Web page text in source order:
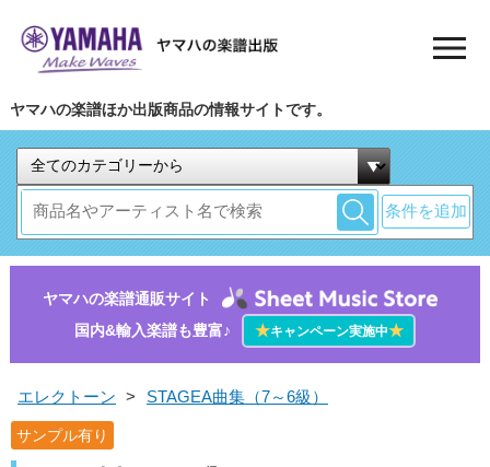
ヤマハの楽譜ほか出版商品の情報サイトです。
条件を追加
ヤマハの楽譜通販サイト
国内&輸入楽譜も豊富♪
★キャンペーン実施中★
エレクトーン > STAGEA曲集（7～6級）
サンプル有り